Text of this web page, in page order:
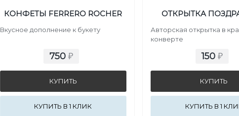
КОНФЕТЫ FERRERO ROCHER
Вкусное дополнение к букету
750 ₽
КУПИТЬ В 1 КЛИК
ОТКРЫТКА
Авторская открытка в
конверте
150 ₽
КУПИТЬ В 1